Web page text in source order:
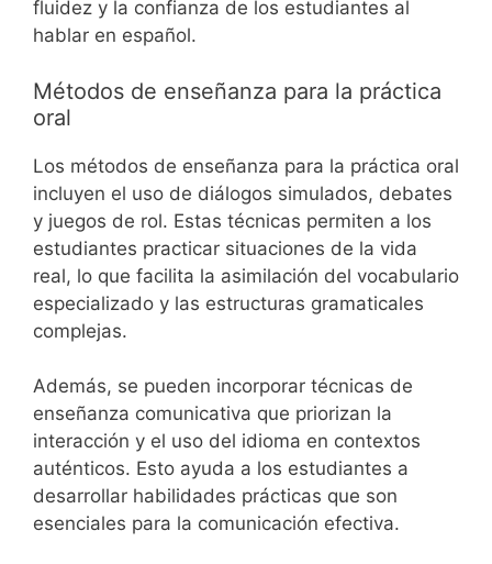
fluidez y la confianza de los estudiantes al
hablar en español.
Métodos de enseñanza para la práctica
oral
Los métodos de enseñanza para la práctica oral
incluyen el uso de diálogos simulados, debates
y juegos de rol. Estas técnicas permiten a los
estudiantes practicar situaciones de la vida
real, lo que facilita la asimilación del vocabulario
especializado y las estructuras gramaticales
complejas.
Además, se pueden incorporar técnicas de
enseñanza comunicativa que priorizan la
interacción y el uso del idioma en contextos
auténticos. Esto ayuda a los estudiantes a
desarrollar habilidades prácticas que son
esenciales para la comunicación efectiva.